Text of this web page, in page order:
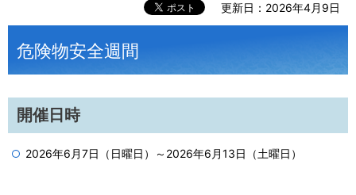
更新日：2026年4月9日
危険物安全週間
開催日時
2026年6月7日（日曜日）～2026年6月13日（土曜日）